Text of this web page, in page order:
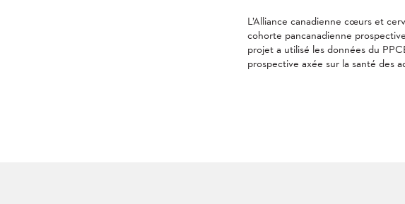
L’Alliance canadienne cœurs et
cohorte pancanadienne
projet a utilisé les données du
prospective axée sur la santé des